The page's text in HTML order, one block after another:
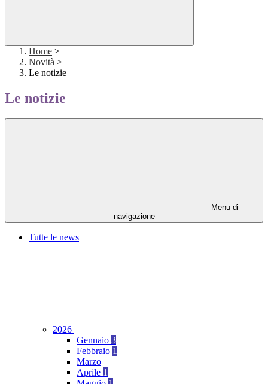
Home >
Novità >
Le notizie
Le notizie
Menu di
navigazione
Tutte le news
2026
Gennaio 3
Febbraio 1
Marzo
Aprile 1